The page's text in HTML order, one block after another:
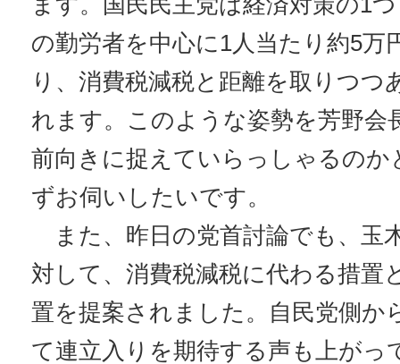
の勤労者を中心に1人当たり約5万
り、消費税減税と距離を取りつつ
れます。このような姿勢を芳野会
前向きに捉えていらっしゃるのか
ずお伺いしたいです。
また、昨日の党首討論でも、玉
対して、消費税減税に代わる措置
置を提案されました。自民党側か
て連立入りを期待する声も上がっ